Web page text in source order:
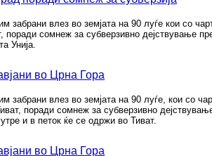
забрани влез во земјата на 90 луѓе кои со
поради сомнеж за субверзивно дејствување
Унија.
во Црна Гора
забрани влез во земјата на 90 луѓе, кои со
поради сомнеж за субверзивно
и в петок ќе се одржи во Тиват.
во Црна Гора